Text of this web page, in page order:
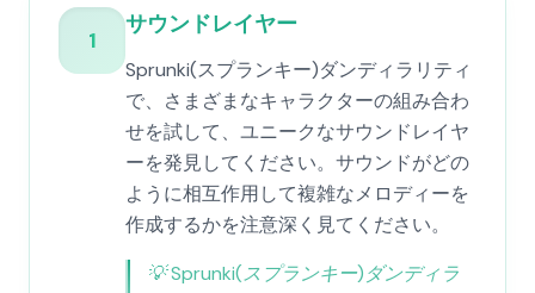
1
サウンドレイヤー
Sprunki(スプランキー)ダンディラリティ
で、さまざまなキャラクターの組み合わ
せを試して、ユニークなサウンドレイヤ
ーを発見してください。サウンドがどの
ように相互作用して複雑なメロディーを
作成するかを注意深く見てください。
💡Sprunki(スプランキー)ダンディラ